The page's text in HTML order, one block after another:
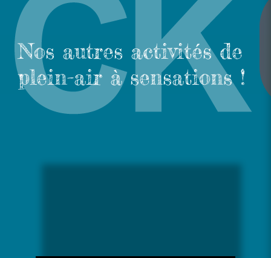
Nos autres activités de
plein-air à sensations !